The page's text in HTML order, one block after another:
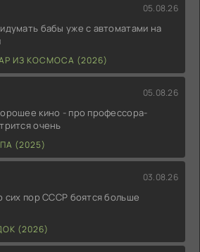
05.08.26
бабы уже с автоматами на
ИЗ КОСМОСА (2026)
05.08.26
кино - про профессора-
очень
(2025)
03.08.26
сих пор СССР боятся больше
(2026)